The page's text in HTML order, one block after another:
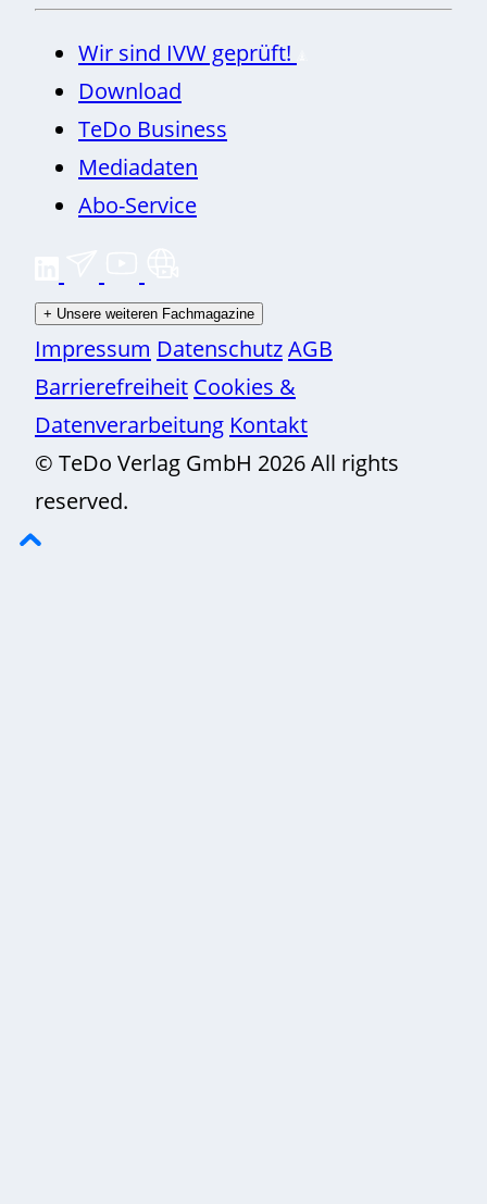
Wir sind IVW geprüft!
Download
TeDo Business
Mediadaten
Abo-Service
+ Unsere weiteren Fachmagazine
Impressum DatenschutzAGB
Barrierefreiheit Cookies &
Datenverarbeitung Kontakt
© TeDo Verlag GmbH 2026 All rights
reserved.